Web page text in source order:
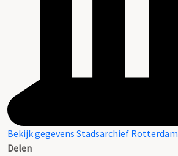
Bekijk gegevens Stadsarchief Rotterdam
Delen